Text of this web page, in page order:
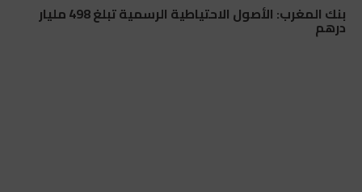
بنك المغرب: الأصول الاحتياطية الرسمية تبلغ 498 مليار
درهم